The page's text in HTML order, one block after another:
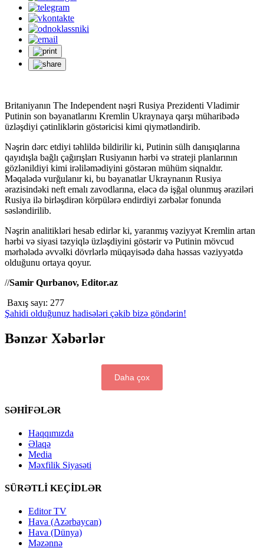
Britaniyanın The Independent nəşri Rusiya Prezidenti Vladimir
Putinin son bəyanatlarını Kremlin Ukraynaya qarşı müharibədə
üzləşdiyi çətinliklərin göstəricisi kimi qiymətləndirib.
Nəşrin dərc etdiyi təhlildə bildirilir ki, Putinin sülh danışıqlarına
qayıdışla bağlı çağırışları Rusiyanın hərbi və strateji planlarının
gözlənildiyi kimi irəliləmədiyini göstərən mühüm siqnaldır.
Məqalədə vurğulanır ki, bu bəyanatlar Ukraynanın Rusiya
ərazisindəki neft emalı zavodlarına, eləcə də işğal olunmuş əraziləri
Rusiya ilə birləşdirən körpülərə endirdiyi zərbələr fonunda
səsləndirilib.
Nəşrin analitikləri hesab edirlər ki, yaranmış vəziyyət Kremlin artan
hərbi və siyasi təzyiqlə üzləşdiyini göstərir və Putinin mövcud
mərhələdə əvvəlki dövrlərlə müqayisədə daha həssas vəziyyətdə
olduğunu ortaya qoyur.
//Samir Qurbanov, Editor.az
Baxış sayı: 277
Şahidi olduğunuz hadisələri çəkib bizə göndərin!
Bənzər Xəbərlər
Daha çox
SƏHİFƏLƏR
Haqqımızda
Əlaqə
Media
Məxfilik Siyasəti
SÜRƏTLİ KEÇİDLƏR
Editor TV
Hava (Azərbaycan)
Hava (Dünya)
Məzənnə